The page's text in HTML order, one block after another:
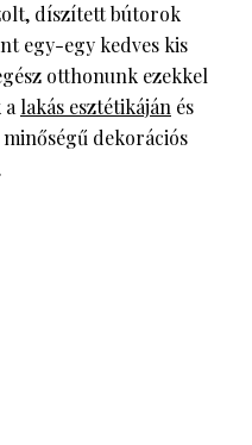
díszített bútorok
egy-egy kedves kis
otthonunk ezekkel
alakás esztétikáján és
dekorációs